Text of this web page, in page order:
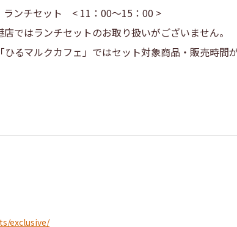
ランチセット < 11：00～15：00 >
ではランチセットのお取り扱いがございません。
るマルクカフェ」ではセット対象商品・販売時間
exclusive/